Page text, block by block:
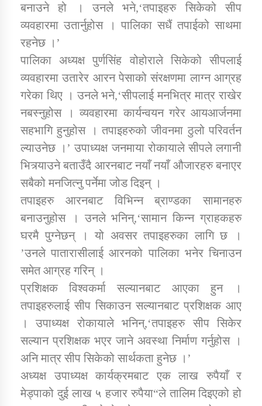
तातोपानी गाउँपालिका जुम्लाको सूचना
तातोपानी गाउँपालिका जुम्लाको सूचना
बनाउने हो । उनले भने,‘तपाइहरु सिकेको सीप
व्यवहारमा उतार्नुहोस । पालिका सधैं तपाईको साथमा
रहनेछ ।’
पालिका अध्यक्ष पुर्णसिंह वोहोराले सिकेको सीपलाई
व्यवहारमा उतारेर आरन पेसाको संरक्षणमा लाग्न आग्रह
गरेका थिए । उनले भने,‘सीपलाई मनभित्र मात्र राखेर
नबस्नुहोस । व्यवहारमा कार्यन्वयन गरेर आयआर्जनमा
सहभागि हुनुहोस । तपाइहरुको जीवनमा ठुलो परिवर्तन
ल्याउनेछ ।’ उपाध्यक्ष जनमाया रोकायाले सीपले लगानी
भित्र्याउने बताउँदै आरनबाट नयाँ नयाँ औजारहरु बनाएर
सबैको मनजित्नु पर्नेमा जोड दिइन् ।
तपाइहरु आरनबाट विभिन्न ब्राण्डका सामानहरु
बनाउनुहोस । उनले भनिन्,‘सामान किन्न ग्राहकहरु
घरमै पुग्नेछन् । यो अवसर तपाइहरुका लागि छ ।
’उनले पातारासीलाई आरनको पालिका भनेर चिनाउन
समेत आग्रह गरिन् ।
प्रशिक्षक विश्वकर्मा सल्यानबाट आएका हुन ।
तपाइहरुलाई सीप सिकाउन सल्यानबाट प्रशिक्षक आए
। उपाध्यक्ष रोकायाले भनिन्,‘तपाइहरु सीप सिकेर
सल्यान प्रशिक्षक भएर जाने अवस्था निर्माण गर्नुहोस ।
अनि मात्र सीप सिकेको सार्थकता हुनेछ ।’
अध्यक्ष उपाध्यक्ष कार्यक्रमबाट एक लाख रुपैयाँ र
मेड्पाको दुई लाख ५ हजार रुपैया“ले तालिम दिइएको हो